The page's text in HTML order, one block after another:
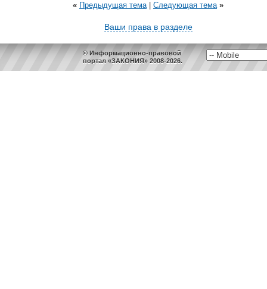
« Предыдущая тема| Следующая тема »
Ваши права в разделе
© Информационно-правовой
портал «ЗАКОНИЯ» 2008-2026.